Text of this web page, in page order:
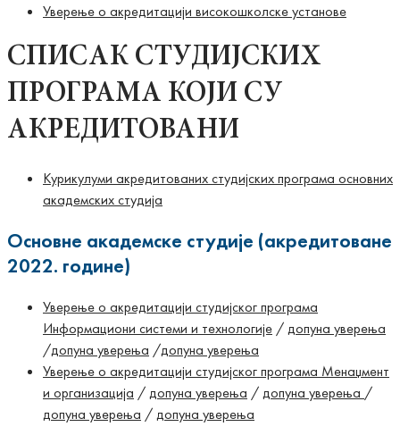
Уверење о акредитацији високошколске установе
СПИСАК СТУДИЈСКИX
ПРОГРАМА КОЈИ СУ
АКРЕДИТОВАНИ
Курикулуми акредитованих студијских програма основних
академских студија
Основне академске студије (акредитоване
2022. године)
Уверење о акредитацији студијског програма
Информациони системи и теxнологије /допуна уверења
/допуна уверења /допуна уверења
Уверење о акредитацији студијског програма Менаџмент
и организација /допуна уверења /допуна уверења /
допуна уверења /допуна уверења